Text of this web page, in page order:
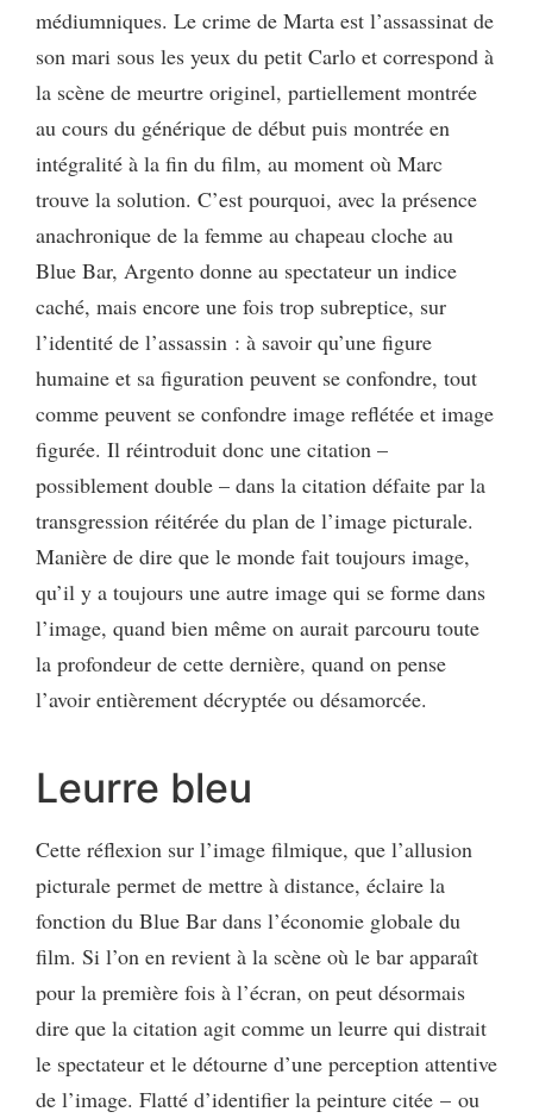
médiumniques. Le crime de Marta est l’assassinat de
son mari sous les yeux du petit Carlo et correspond à
la scène de meurtre originel, partiellement montrée
au cours du générique de début puis montrée en
intégralité à la fin du film, au moment où Marc
trouve la solution. C’est pourquoi, avec la présence
anachronique de la femme au chapeau cloche au
Blue Bar, Argento donne au spectateur un indice
caché, mais encore une fois trop subreptice, sur
l’identité de l’assassin : à savoir qu’une figure
humaine et sa figuration peuvent se confondre, tout
comme peuvent se confondre image reflétée et image
figurée. Il réintroduit donc une citation –
possiblement double – dans la citation défaite par la
transgression réitérée du plan de l’image picturale.
Manière de dire que le monde fait toujours image,
qu’il y a toujours une autre image qui se forme dans
l’image, quand bien même on aurait parcouru toute
la profondeur de cette dernière, quand on pense
l’avoir entièrement décryptée ou désamorcée.
Leurre bleu
Cette réflexion sur l’image filmique, que l’allusion
picturale permet de mettre à distance, éclaire la
fonction du Blue Bar dans l’économie globale du
film. Si l’on en revient à la scène où le bar apparaît
pour la première fois à l’écran, on peut désormais
dire que la citation agit comme un leurre qui distrait
le spectateur et le détourne d’une perception attentive
de l’image. Flatté d’identifier la peinture citée – ou